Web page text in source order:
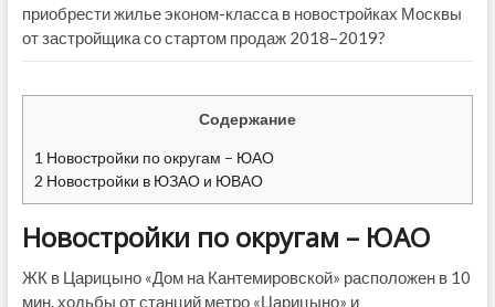
приобрести жилье эконом-класса в новостройках Москвы
от застройщика со стартом продаж 2018–2019?
Содержание
1 Новостройки по округам – ЮАО
2 Новостройки в ЮЗАО и ЮВАО
Новостройки по округам – ЮАО
ЖК в Царицыно «Дом на Кантемировской» расположен в 10
мин. ходьбы от станций метро «Царицыно» и